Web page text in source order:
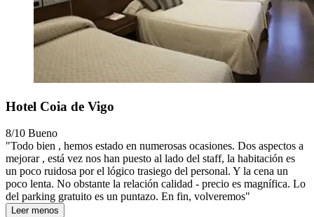
Hotel Coia de Vigo
8/10 Bueno
"Todo bien , hemos estado en numerosas ocasiones. Dos aspectos a
mejorar , está vez nos han puesto al lado del staff, la habitación es
un poco ruidosa por el lógico trasiego del personal. Y la cena un
poco lenta. No obstante la relación calidad - precio es magnífica. Lo
del parking gratuito es un puntazo. En fin, volveremos"
Leer menos